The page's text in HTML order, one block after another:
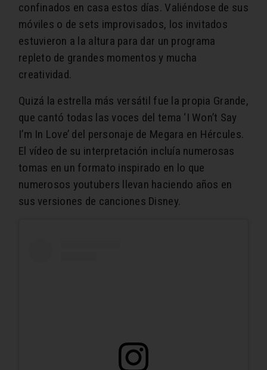
confinados en casa estos días. Valiéndose de sus
móviles o de sets improvisados, los invitados
estuvieron a la altura para dar un programa
repleto de grandes momentos y mucha
creatividad.
Quizá la estrella más versátil fue la propia Grande,
que cantó todas las voces del tema ‘I Won’t Say
I’m In Love’ del personaje de Megara en Hércules.
El vídeo de su interpretación incluía numerosas
tomas en un formato inspirado en lo que
numerosos youtubers llevan haciendo años en
sus versiones de canciones Disney.